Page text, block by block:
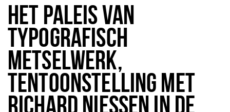
Eten
Drinken
Slapen
Recreatief
Winkels
HET PALEIS VAN
TYPOGRAFISCH
METSELWERK,
TENTOONSTELLING MET
RICHARD NIESSEN IN DE